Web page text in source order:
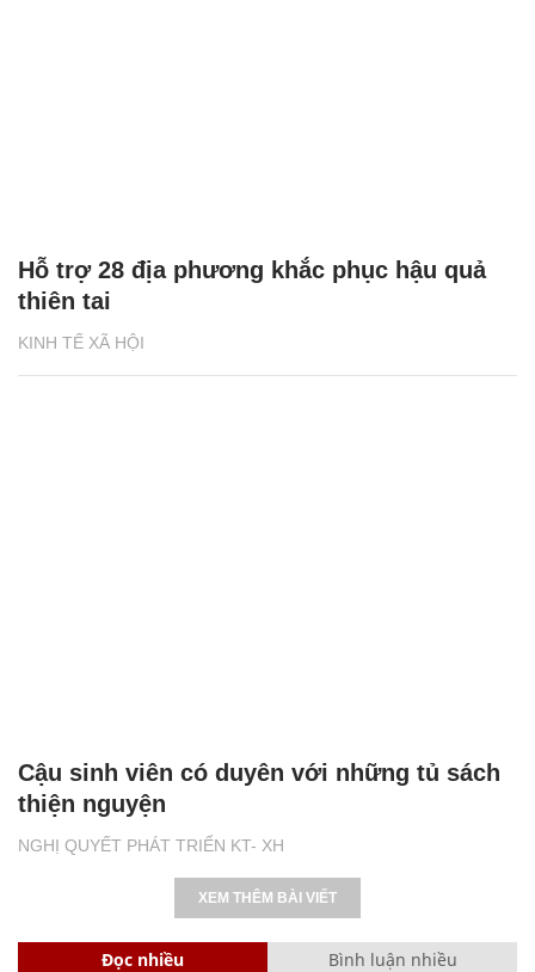
KINH TẾ XÃ HỘI
Hỗ trợ 28 địa phương khắc phục hậu quả
thiên tai
NGHỊ QUYẾT PHÁT TRIỂN KT- XH
Cậu sinh viên có duyên với những tủ sách
thiện nguyện
XEM THÊM BÀI VIẾT
Đọc nhiều Bình luận nhiều